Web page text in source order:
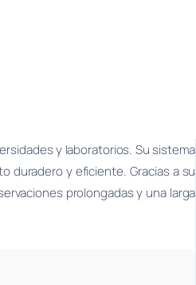
y laboratorios. Su sistema
duradero y eficiente. Gracias a su
prolongadas y una larga